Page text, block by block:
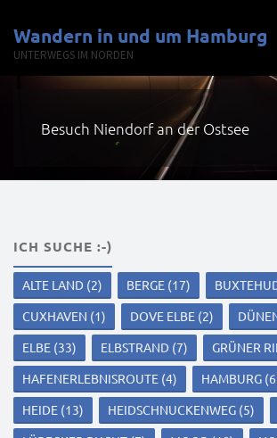
Inhalt
springen
Wandern in und um Hamburg
UNTERWEGS IM NORDEN
Besuch Niendorf an der Ostsee
ICH SUCHE :-)
ALTE LAND (2) BERGE (17)
CUXHAVEN (1) DOVE ELBE (2)
ELBE (33) ELBSTRAND (7) GRÜNER
HAFENERLEBNISROUTE (4) HAMBURG
HEIDE (13) HEIDSCHNUCKENWEG (5)